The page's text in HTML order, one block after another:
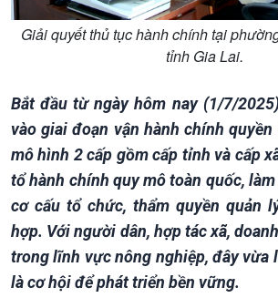
Giải quyết thủ tục hành chính tại
tỉnh Gia Lai.
Bắt đầu từ ngày hôm nay (1/7/
vào giai đoạn vận hành chính
mô hình 2 cấp gồm cấp tỉnh và cấp
tổ hành chính quy mô toàn quốc,
cơ cấu tổ chức, thẩm quyền quản
hợp. Với người dân, hợp tác xã,
trong lĩnh vực nông nghiệp, đây vừa
là cơ hội để phát triển bền vững.